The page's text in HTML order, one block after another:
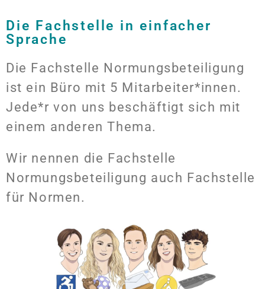
Die Fachstelle in einfacher
Sprache
Die Fachstelle Normungsbeteiligung
ist ein Büro mit 5 Mitarbeiter*innen.
Jede*r von uns beschäftigt sich mit
einem anderen Thema.
Wir nennen die Fachstelle
Normungsbeteiligung auch Fachstelle
für Normen.